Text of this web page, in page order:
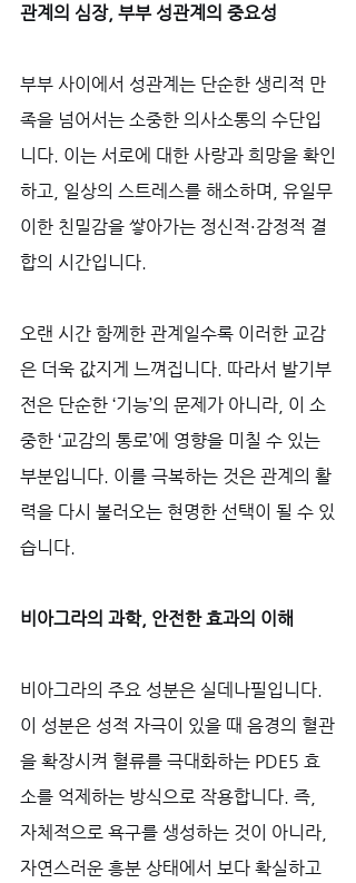
관계의 심장, 부부 성관계의 중요성
부부 사이에서 성관계는 단순한 생리적 만
족을 넘어서는 소중한 의사소통의 수단입
니다. 이는 서로에 대한 사랑과 희망을 확인
하고, 일상의 스트레스를 해소하며, 유일무
이한 친밀감을 쌓아가는 정신적·감정적 결
합의 시간입니다.
오랜 시간 함께한 관계일수록 이러한 교감
은 더욱 값지게 느껴집니다. 따라서 발기부
전은 단순한 ‘기능’의 문제가 아니라, 이 소
중한 ‘교감의 통로’에 영향을 미칠 수 있는
부분입니다. 이를 극복하는 것은 관계의 활
력을 다시 불러오는 현명한 선택이 될 수 있
습니다.
비아그라의 과학, 안전한 효과의 이해
비아그라의 주요 성분은 실데나필입니다.
이 성분은 성적 자극이 있을 때 음경의 혈관
을 확장시켜 혈류를 극대화하는 PDE5 효
소를 억제하는 방식으로 작용합니다. 즉,
자체적으로 욕구를 생성하는 것이 아니라,
자연스러운 흥분 상태에서 보다 확실하고